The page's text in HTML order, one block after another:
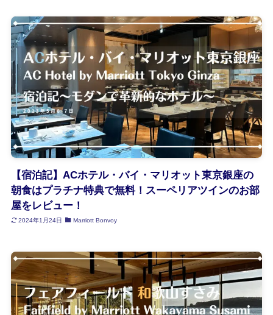
【宿泊記】ACホテル・バイ・マリオット東京銀座の
朝食はプラチナ特典で無料！スーペリアツインのお部
屋をレビュー！
2024年1月24日 Marriott Bonvoy